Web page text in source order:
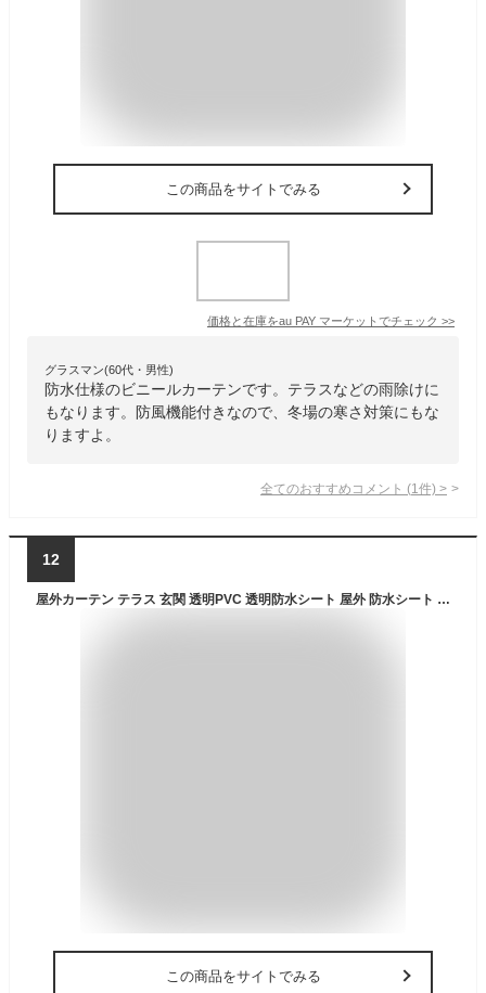
この商品をサイトでみる
価格と在庫をau PAY マーケット でチェック >>
グラスマン(60代・男性)
防水仕様のビニールカーテンです。テラスなどの雨除けに
もなります。防風機能付きなので、冬場の寒さ対策にもな
りますよ。
全てのおすすめコメント (1 件) >
12
屋外カーテン テラス 玄関 透明PVC 透明防水シート 屋外 防水シート 雨よけ ベランダ カーテン 防寒 保温 防風防水 屋外の雨よけ 万能防水シート，雨水害対策 農業/避難所/住宅用ターポリン ロープ付き 、付き金属製孔 ，カスタマイズ可能 (Color : 0.5mm, Size : 1.5x1.5m)
この商品をサイトでみる